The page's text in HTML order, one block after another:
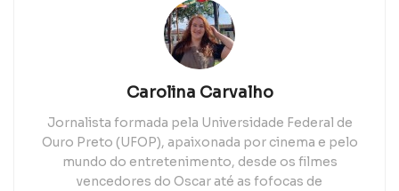
Carolina Carvalho
Jornalista formada pela Universidade Federal de
Ouro Preto (UFOP), apaixonada por cinema e pelo
mundo do entretenimento, desde os filmes
vencedores do Oscar até as fofocas de